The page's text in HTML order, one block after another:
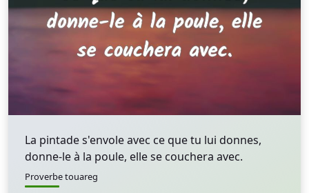
La pintade s'envole avec ce que tu lui donnes,
donne-le à la poule, elle se couchera avec.
Proverbe touareg